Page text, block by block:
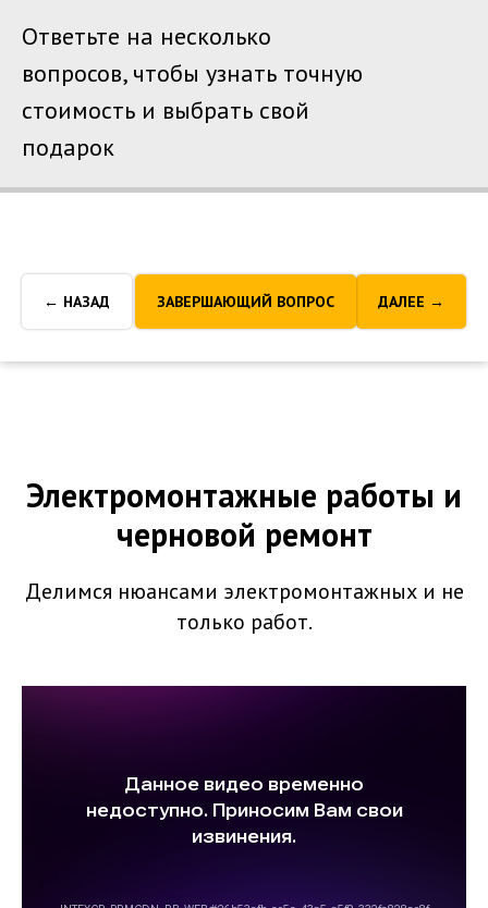
Ответьте на несколько
вопросов, чтобы узнать точную
стоимость и выбрать свой
подарок
← НАЗАД ДАЛЕЕ →
ЗАВЕРШАЮЩИЙ ВОПРОС
Электромонтажные работы и
черновой ремонт
Делимся нюансами электромонтажных и не
только работ.